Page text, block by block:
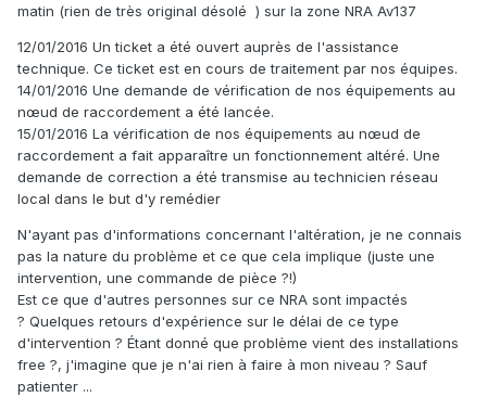
matin (rien de très original désolé ) sur la zone NRA Av137
12/01/2016 Un ticket a été ouvert auprès de l'assistance
technique. Ce ticket est en cours de traitement par nos équipes.
14/01/2016 Une demande de vérification de nos équipements au
nœud de raccordement a été lancée.
15/01/2016 La vérification de nos équipements au nœud de
raccordement a fait apparaître un fonctionnement altéré. Une
demande de correction a été transmise au technicien réseau
local dans le but d'y remédier
N'ayant pas d'informations concernant l'altération, je ne connais
pas la nature du problème et ce que cela implique (juste une
intervention, une commande de pièce ?!)
Est ce que d'autres personnes sur ce NRA sont impactés
? Quelques retours d'expérience sur le délai de ce type
d'intervention ? Étant donné que problème vient des installations
free ?, j'imagine que je n'ai rien à faire à mon niveau ? Sauf
patienter ...